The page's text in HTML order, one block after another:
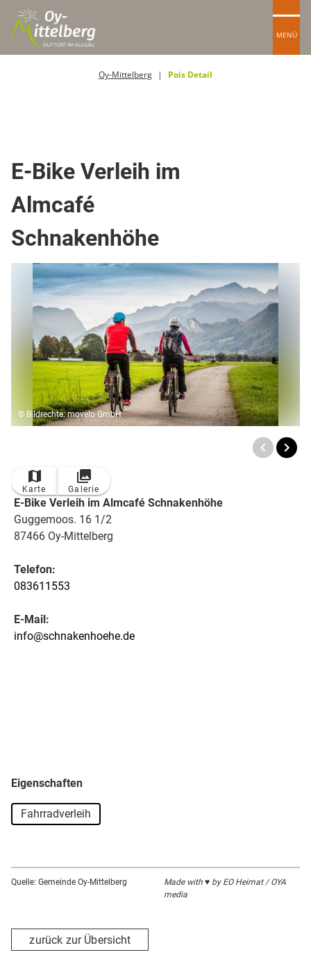
MENÜ
Oy-Mittelberg Pois Detail
E-Bike Verleih im
Almcafé
Schnakenhöhe
© Bildrechte: movelo GmbH
Karte Galerie
E-Bike Verleih im Almcafé Schnakenhöhe
Guggemoos. 16 1/2
87466 Oy-Mittelberg
Telefon:
083611553
E-Mail:
info@schnakenhoehe.de
Eigenschaften
Fahrradverleih
Quelle: Gemeinde Oy-Mittelberg
Made with ♥ by EO Heimat / OYA
media
zurück zur Übersicht